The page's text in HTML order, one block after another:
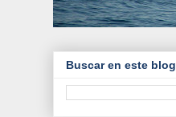
Buscar en este blog